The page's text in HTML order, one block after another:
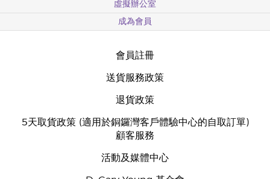
虛擬辦公室
成為會員
會員註冊
送貨服務政策
退貨政策
5天取貨政策 (適用於銅鑼灣客戶體驗中心的自取訂單)
顧客服務
活動及媒體中心